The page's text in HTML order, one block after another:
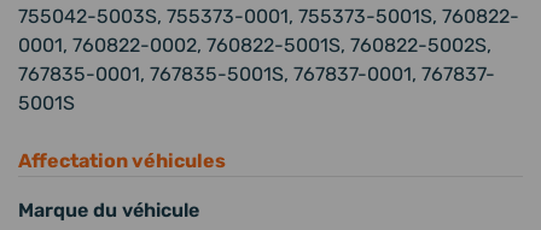
755042-5003S, 755373-0001, 755373-5001S, 760822-
0001, 760822-0002, 760822-5001S, 760822-5002S,
767835-0001, 767835-5001S, 767837-0001, 767837-
5001S
Affectation véhicules
Marque du véhicule